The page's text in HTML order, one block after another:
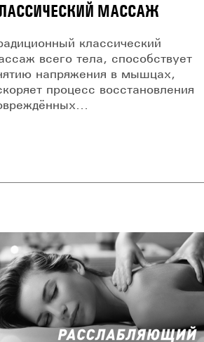
МАССАЖ
классический
всего тела, способствует
напряжения в мышцах,
процесс восстановления